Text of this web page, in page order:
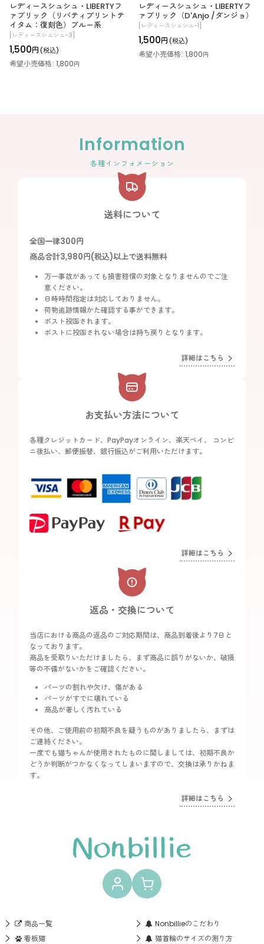
レディースシュシュ・LIBERTYフ
ァブリック（リバティプリントテ
イタム：復刻色）ブルー系
レディースシュシュ-3
1,500円 (税込)
希望小売価格: 1,800円
レディースシュシュ・LIBERTYフ
ァブリック（D'Anjo /ダンジョ）
レディースシュシュ-1
1,500円 (税込)
希望小売価格: 1,800円
Information
各種インフォメーション
送料について
全国一律300円
商品合計3,980円(税込)以上で送料無料
万一事故があっても損害賠償の対象となりませんのでご注
意ください。
日時時間指定は対応しておりません。
荷物追跡情報かた確認する事ができます。
ポスト投函されます。
ポストに投函されない場合は持ち戻りとなります。
詳細はこちら
お支払い方法について
各種クレジットカード、PayPayオンライン、楽天ペイ、 コンビ
ニ後払い、郵便振替、銀行振込がご利用いただけます。
詳細はこちら
返品・交換について
当店における商品の返品のご対応期間は、商品到着後より7日と
なっております。
商品を受取りいただけましたら、まず商品に誤りがないか、破損
等の不備がないかをご確認ください。
パーツの割れや欠け、傷がある
パーツがすでに壊れている
商品が著しく汚れている
その他、ご使用前の初期不良を疑うものがありましたら、まずは
ご連絡ください。
一度でも猫ちゃんが使用されたものに関しましては、初期不良か
どうか判断がつかなくなってしまいますので、交換は承りかねま
す。
詳細はこちら
商品一覧
Nonbillieのこだわり
看板猫
猫首輪のサイズの測り方